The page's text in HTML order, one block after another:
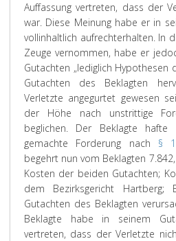
Auffassung vertreten, dass der
war. Diese Meinung habe er in
vollinhaltlich aufrechterhalten. In
Zeuge vernommen, habe er
Gutachten „lediglich Hypothesen
Gutachten des Beklagten
Verletzte angegurtet gewesen
der Höhe nach unstrittige
beglichen. Der Beklagte
gemachte Forderung nach §
begehrt nun vom Beklagten
Kosten der beiden Gutachten;
dem Bezirksgericht
Gutachten des Beklagten
Beklagte habe in seinem
vertreten, dass der Verletzte